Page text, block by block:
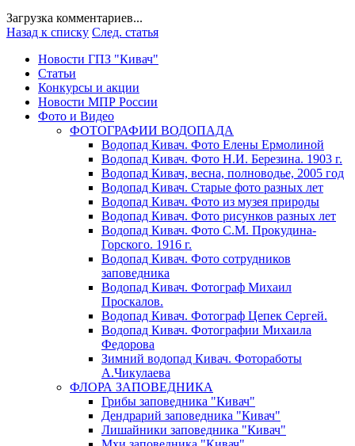
Загрузка комментариев...
Назад к списку След. статья
Новости ГПЗ "Кивач"
Статьи
Конкурсы и акции
Новости МПР России
Фото и Видео
ФОТОГРАФИИ ВОДОПАДА
Водопад Кивач. Фото Елены Ермолиной
Водопад Кивач. Фото Н.И. Березина. 1903 г.
Водопад Кивач, весна, полноводье, 2005 год
Водопад Кивач. Старые фото разных лет
Водопад Кивач. Фото из музея природы
Водопад Кивач. Фото рисунков разных лет
Водопад Кивач. Фото С.М. Прокудина-
Горского. 1916 г.
Водопад Кивач. Фото сотрудников
заповедника
Водопад Кивач. Фотограф Михаил
Проскалов.
Водопад Кивач. Фотограф Цепек Сергей.
Водопад Кивач. Фотографии Михаила
Федорова
Зимний водопад Кивач. Фотоработы
А.Чикулаева
ФЛОРА ЗАПОВЕДНИКА
Грибы заповедника "Кивач"
Дендрарий заповедника "Кивач"
Лишайники заповедника "Кивач"